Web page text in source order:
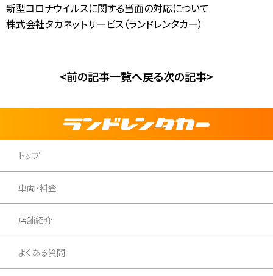
【営業時間】10:00-17:00(土日祝休み)
お問合せ
新型コロナウイルスに関する当面の対応について
株式会社タカネットサービス（ランドレンタカー）
<前の記事一覧へ戻る次の記事>
トップ
車両・料金
店舗紹介
よくある質問